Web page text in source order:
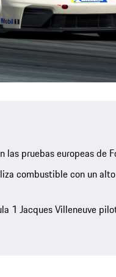
las pruebas europeas de
combustible con un
1 Jacques Villeneuve